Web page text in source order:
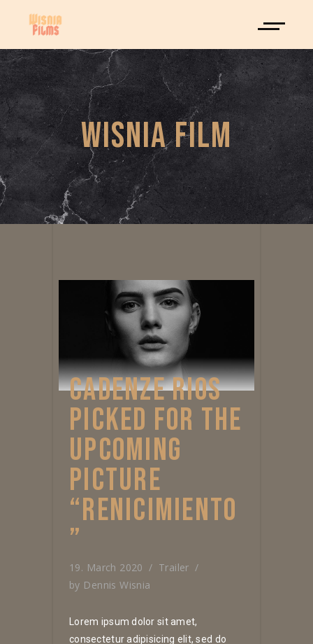
WISNIA FILM
CADENZE RIOS
PICKED FOR THE
UPCOMING
PICTURE
“RENICIMIENTO
”
19. March 2020
Trailer
by Dennis Wisnia
Lorem ipsum dolor sit amet,
consectetur adipisicing elit, sed do